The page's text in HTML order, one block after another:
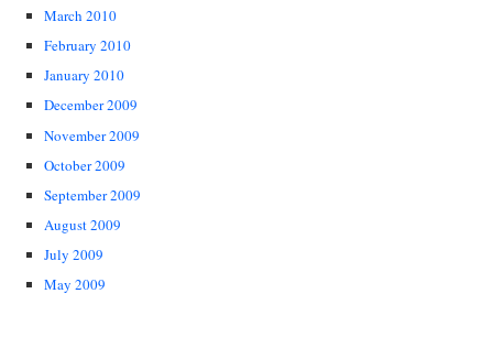
March 2010
February 2010
January 2010
December 2009
November 2009
October 2009
September 2009
August 2009
July 2009
May 2009